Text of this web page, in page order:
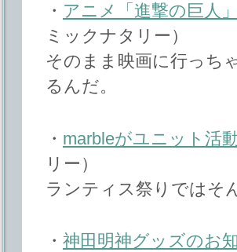
・ アニメ「進撃の巨人
ミックナタリー）
そのまま映画に行っち
るんだ。
・ marbleがユニット活
リー）
ランティス祭りではそ
・ 神田明神グッズのお